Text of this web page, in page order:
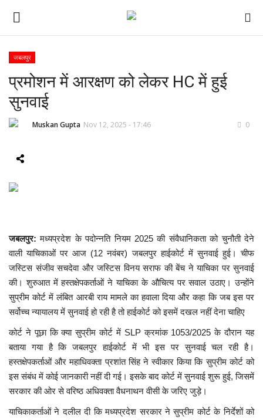
ई-पेपर
होम
दुनिया
मध्यप्रदेश
छत्तीसगढ़
मनोरंजन
लाइफस्टाइल
खेल
जबलपुर
प्रमोशन में आरक्षण को लेकर HC में हुई
सुनवाई
Muskan Gupta Nov 12, 2025 - 17:46 0
जबलपुर: मध्यप्रदेश के पदोन्नति नियम 2025 की संवैधानिकता को चुनौती देने
वाली याचिकाओं पर आज (12 नवंबर) जबलपुर हाईकोर्ट में सुनवाई हुई। चीफ
जस्टिस संजीव सचदेवा और जस्टिस विनय सराफ की बेंच ने याचिका पर सुनवाई
की। शुरुआत में हस्तक्षेपकर्ताओं ने याचिका के औचित्य पर सवाल उठाए। उन्होंने
सुप्रीम कोर्ट में लंबित आरबी राय मामले का हवाला दिया और कहा कि जब इस पर
सर्वोच्च न्यायालय में सुनवाई हो रही है तो हाईकोर्ट को इसमें दखल नहीं देना चाहिए
कोर्ट ने पूछा कि क्या सुप्रीम कोर्ट में SLP क्रमांक 1053/2025 के दौरान यह
बताया गया है कि जबलपुर हाईकोर्ट में भी इस पर सुनवाई चल रही है।
हस्तक्षेपकर्ताओं और महाधिवक्ता प्रशांत सिंह ने स्वीकार किया कि सुप्रीम कोर्ट को
इस संबंध में कोई जानकारी नहीं दी गई। इसके बाद कोर्ट में सुनवाई शुरू हुई, जिसमें
सरकार की ओर से वरिष्ठ अधिवक्ता वैधनाथन वीसी के जरिए जुड़े।
याचिकाकर्ताओं ने दलील दी कि मध्यप्रदेश सरकार ने सुप्रीम कोर्ट के निर्देशों को